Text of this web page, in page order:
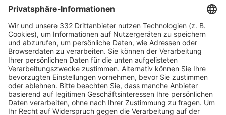
HÄUFIG BESUCHTE SEITEN
Pässe und Vereinswechsel
Trainerausbildung
Schulungsangebot Vereinsmitarbeiter
BFV-Geschäftsstellen
Trainerbörse